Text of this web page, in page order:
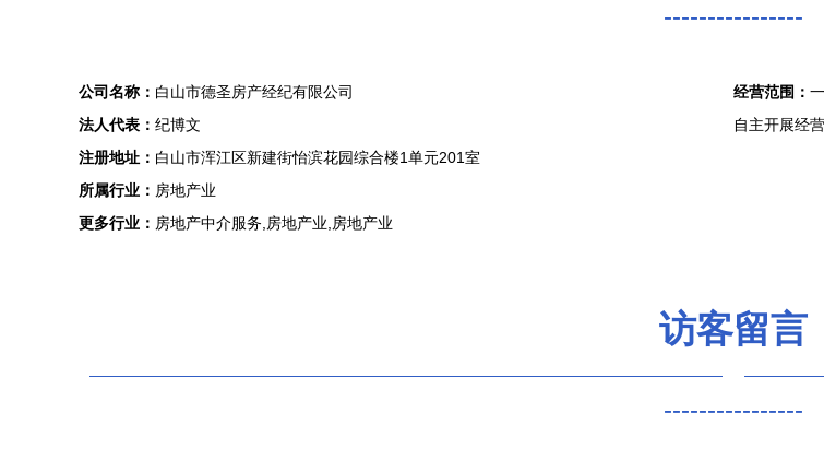
----------------
公司名称： 白山市德圣房产经纪有限公司
法人代表： 纪博文
注册地址： 白山市浑江区新建街怡滨花园综合楼1单元201室
所属行业： 房地产业
更多行业： 房地产中介服务,房地产业,房地产业
经营范围：
自主开展经营
访客留言
----------------